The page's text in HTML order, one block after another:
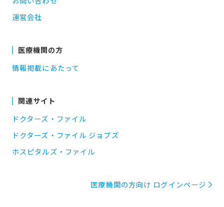
運営会社
医療機関の方
情報掲載にあたって
関連サイト
ドクターズ・ファイル
ドクターズ・ファイル ジョブズ
ホスピタルズ・ファイル
医療機関の方向け ログインページ